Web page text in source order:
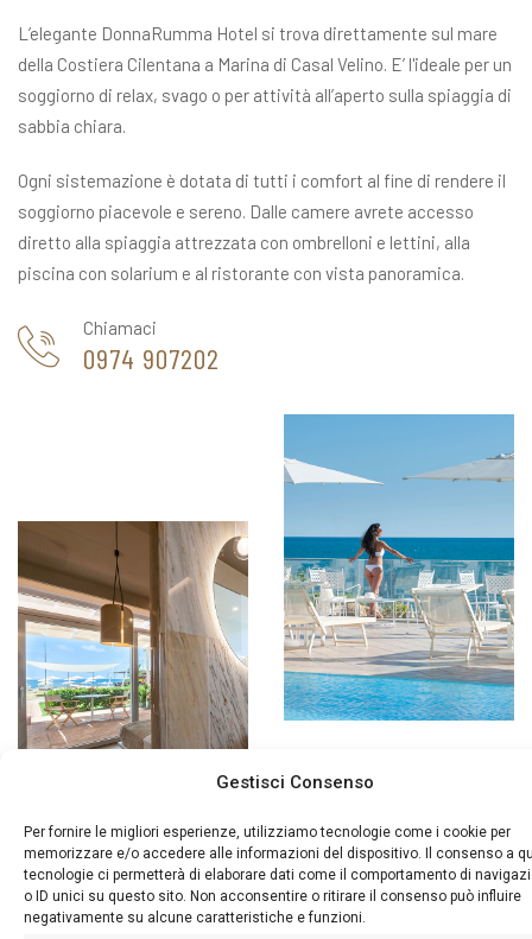
Gestisci Consenso
Per fornire le migliori esperienze, utilizziamo tecnologie come i cookie per
memorizzare e/o accedere alle informazioni del dispositivo. Il consenso a
tecnologie ci permetterà di elaborare dati come il comportamento di
o ID unici su questo sito. Non acconsentire o ritirare il consenso può influire
negativamente su alcune caratteristiche e funzioni.
L’elegante DonnaRumma Hotel si trova direttamente sul mare
della Costiera Cilentana a Marina di Casal Velino. E’ l'ideale per un
soggiorno di relax, svago o per attività all’aperto sulla spiaggia di
sabbia chiara.
Ogni sistemazione è dotata di tutti i comfort al fine di rendere il
soggiorno piacevole e sereno. Dalle camere avrete accesso
diretto alla spiaggia attrezzata con ombrelloni e lettini, alla
piscina con solarium e al ristorante con vista panoramica.
Chiamaci
0974 907202